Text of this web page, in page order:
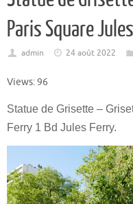
Paris Square
admin 24 août 2022
Views: 96
Statue de Grisette –
Ferry 1 Bd Jules Ferry.